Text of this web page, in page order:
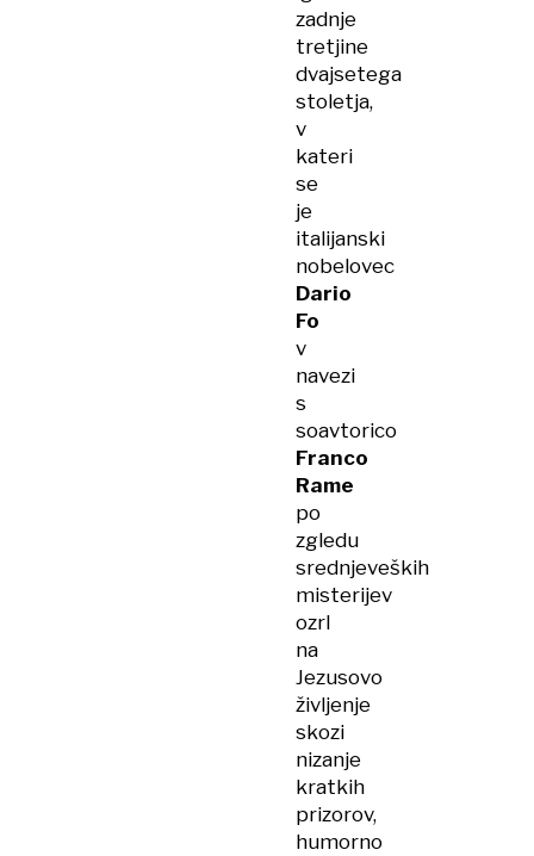
zadnje
tretjine
dvajsetega
stoletja,
v
kateri
se
je
italijanski
nobelovec
Dario
Fo
v
navezi
s
soavtorico
Franco
Rame
po
zgledu
srednjeveških
misterijev
ozrl
na
Jezusovo
življenje
skozi
nizanje
kratkih
prizorov,
humorno